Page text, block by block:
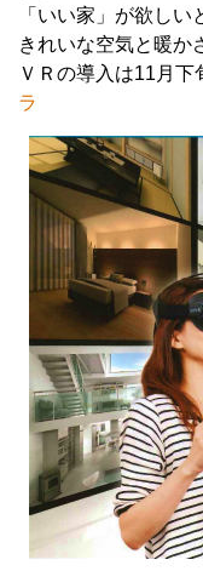
「いい家」が欲し
きれいな空気と暖か
ＶＲの導入は11月
ラ